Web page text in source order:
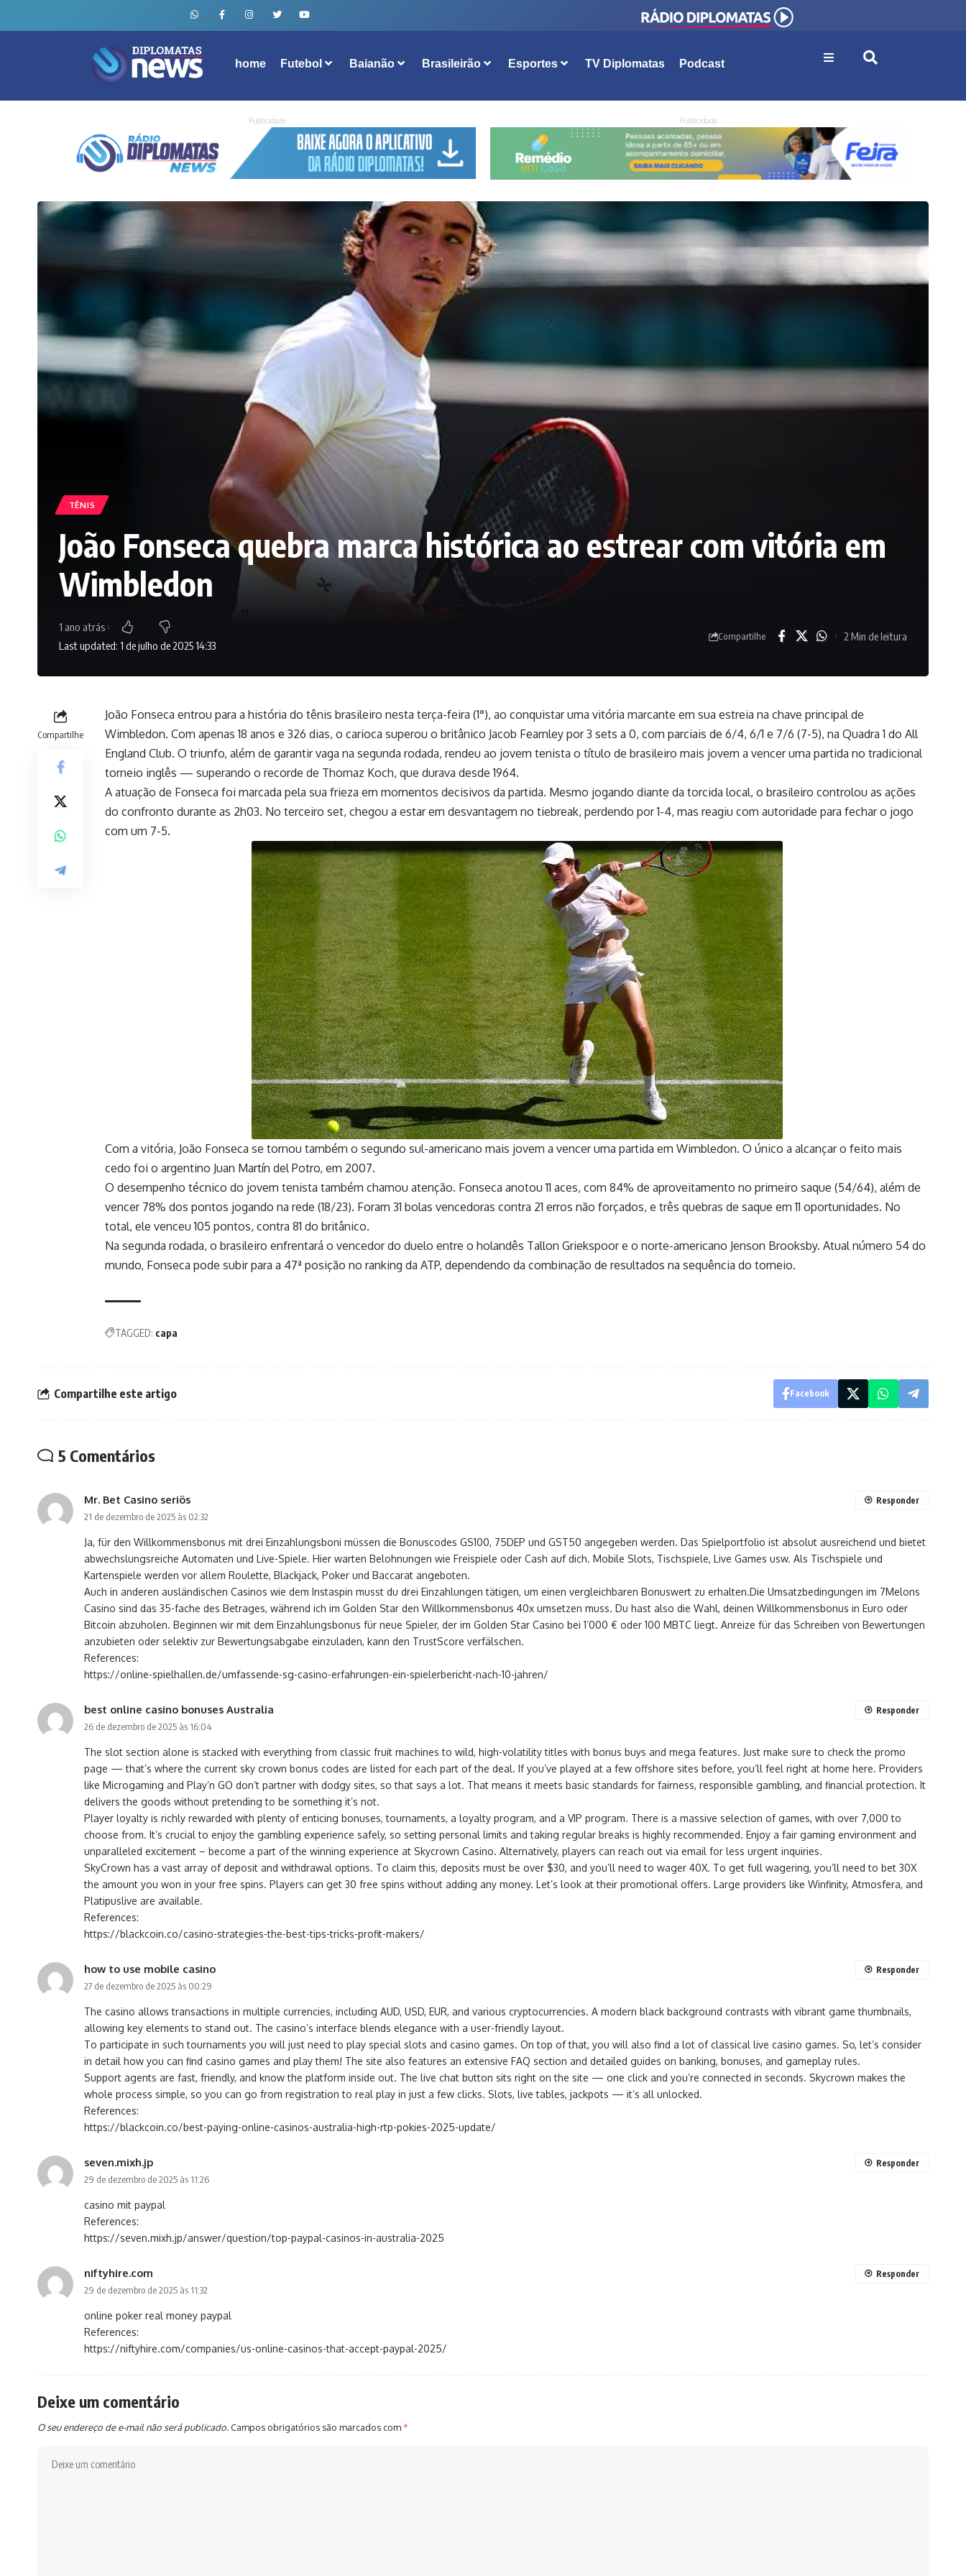
home Futebol Baianão Brasileirão Esportes TV Diplomatas Podcast
Publicidade Publicidade
TÊNIS
João Fonseca quebra marca histórica ao estrear com vitória em
Wimbledon
Last updated: 1 de julho de 2025 14:33
1 ano atrás
Compartilhe 2 Min de leitura
Compartilhe
João Fonseca entrou para a história do tênis brasileiro nesta terça-feira (1°), ao conquistar uma vitória marcante em sua estreia na chave principal de
Wimbledon. Com apenas 18 anos e 326 dias, o carioca superou o britânico Jacob Fearnley por 3 sets a 0, com parciais de 6/4, 6/1 e 7/6 (7-5), na Quadra 1 do All
England Club. O triunfo, além de garantir vaga na segunda rodada, rendeu ao jovem tenista o título de brasileiro mais jovem a vencer uma partida no tradicional
torneio inglês — superando o recorde de Thomaz Koch, que durava desde 1964.
A atuação de Fonseca foi marcada pela sua frieza em momentos decisivos da partida. Mesmo jogando diante da torcida local, o brasileiro controlou as ações
do confronto durante as 2h03. No terceiro set, chegou a estar em desvantagem no tiebreak, perdendo por 1-4, mas reagiu com autoridade para fechar o jogo
com um 7-5.
Com a vitória, João Fonseca se tornou também o segundo sul-americano mais jovem a vencer uma partida em Wimbledon. O único a alcançar o feito mais
cedo foi o argentino Juan Martín del Potro, em 2007.
O desempenho técnico do jovem tenista também chamou atenção. Fonseca anotou 11 aces, com 84% de aproveitamento no primeiro saque (54/64), além de
vencer 78% dos pontos jogando na rede (18/23). Foram 31 bolas vencedoras contra 21 erros não forçados, e três quebras de saque em 11 oportunidades. No
total, ele venceu 105 pontos, contra 81 do britânico.
Na segunda rodada, o brasileiro enfrentará o vencedor do duelo entre o holandês Tallon Griekspoor e o norte-americano Jenson Brooksby. Atual número 54 do
mundo, Fonseca pode subir para a 47ª posição no ranking da ATP, dependendo da combinação de resultados na sequência do torneio.
TAGGED: capa
Compartilhe este artigo Facebook
5 Comentários
Mr. Bet Casino seriös
21 de dezembro de 2025 às 02:32
Ja, für den Willkommensbonus mit drei Einzahlungsboni müssen die Bonuscodes GS100, 75DEP und GST50 angegeben werden. Das Spielportfolio ist absolut ausreichend und bietet
abwechslungsreiche Automaten und Live-Spiele. Hier warten Belohnungen wie Freispiele oder Cash auf dich. Mobile Slots, Tischspiele, Live Games usw. Als Tischspiele und
Kartenspiele werden vor allem Roulette, Blackjack, Poker und Baccarat angeboten.
Auch in anderen ausländischen Casinos wie dem Instaspin musst du drei Einzahlungen tätigen, um einen vergleichbaren Bonuswert zu erhalten.Die Umsatzbedingungen im 7Melons
Casino sind das 35-fache des Betrages, während ich im Golden Star den Willkommensbonus 40x umsetzen muss. Du hast also die Wahl, deinen Willkommensbonus in Euro oder
Bitcoin abzuholen. Beginnen wir mit dem Einzahlungsbonus für neue Spieler, der im Golden Star Casino bei 1’000 € oder 100 MBTC liegt. Anreize für das Schreiben von Bewertungen
anzubieten oder selektiv zur Bewertungsabgabe einzuladen, kann den TrustScore verfälschen.
References:
https://online-spielhallen.de/umfassende-sg-casino-erfahrungen-ein-spielerbericht-nach-10-jahren/
Responder
best online casino bonuses Australia
26 de dezembro de 2025 às 16:04
The slot section alone is stacked with everything from classic fruit machines to wild, high-volatility titles with bonus buys and mega features. Just make sure to check the promo
page — that’s where the current sky crown bonus codes are listed for each part of the deal. If you’ve played at a few offshore sites before, you’ll feel right at home here. Providers
like Microgaming and Play’n GO don’t partner with dodgy sites, so that says a lot. That means it meets basic standards for fairness, responsible gambling, and financial protection. It
delivers the goods without pretending to be something it’s not.
Player loyalty is richly rewarded with plenty of enticing bonuses, tournaments, a loyalty program, and a VIP program. There is a massive selection of games, with over 7,000 to
choose from. It’s crucial to enjoy the gambling experience safely, so setting personal limits and taking regular breaks is highly recommended. Enjoy a fair gaming environment and
unparalleled excitement – become a part of the winning experience at Skycrown Casino. Alternatively, players can reach out via email for less urgent inquiries.
SkyCrown has a vast array of deposit and withdrawal options. To claim this, deposits must be over $30, and you’ll need to wager 40X. To get full wagering, you’ll need to bet 30X
the amount you won in your free spins. Players can get 30 free spins without adding any money. Let’s look at their promotional offers. Large providers like Winfinity, Atmosfera, and
Platipuslive are available.
References:
https://blackcoin.co/casino-strategies-the-best-tips-tricks-profit-makers/
Responder
how to use mobile casino
27 de dezembro de 2025 às 00:29
The casino allows transactions in multiple currencies, including AUD, USD, EUR, and various cryptocurrencies. A modern black background contrasts with vibrant game thumbnails,
allowing key elements to stand out. The casino’s interface blends elegance with a user-friendly layout.
To participate in such tournaments you will just need to play special slots and casino games. On top of that, you will also find a lot of classical live casino games. So, let’s consider
in detail how you can find casino games and play them! The site also features an extensive FAQ section and detailed guides on banking, bonuses, and gameplay rules.
Support agents are fast, friendly, and know the platform inside out. The live chat button sits right on the site — one click and you’re connected in seconds. Skycrown makes the
whole process simple, so you can go from registration to real play in just a few clicks. Slots, live tables, jackpots — it’s all unlocked.
References:
https://blackcoin.co/best-paying-online-casinos-australia-high-rtp-pokies-2025-update/
Responder
seven.mixh.jp
29 de dezembro de 2025 às 11:26
casino mit paypal
References:
https://seven.mixh.jp/answer/question/top-paypal-casinos-in-australia-2025
Responder
niftyhire.com
29 de dezembro de 2025 às 11:32
online poker real money paypal
References:
https://niftyhire.com/companies/us-online-casinos-that-accept-paypal-2025/
Responder
Deixe um comentário
O seu endereço de e-mail não será publicado. Campos obrigatórios são marcados com*